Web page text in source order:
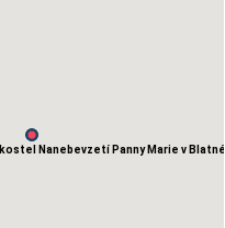
kostel Nanebevzetí Panny Marie v Blatné